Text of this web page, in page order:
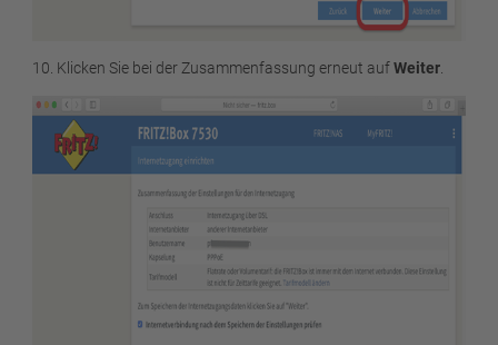
10. Klicken Sie bei der Zusammenfassung erneut aufWeiter